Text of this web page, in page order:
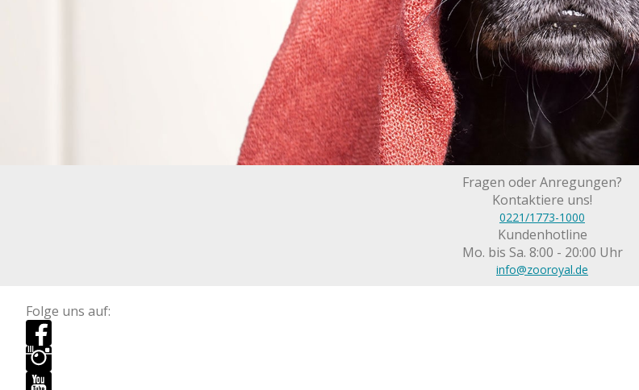
Fragen oder Anregungen?
Kontaktiere uns!
0221/1773-1000
Kundenhotline
Mo. bis Sa. 8:00 - 20:00 Uhr
info@zooroyal.de
Folge uns auf: